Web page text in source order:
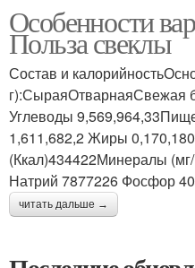
Особенности
Польза свеклы
Состав и
г):СыраяОтварнаяСвежая
Углеводы
1,611,682,2 Жиры
(Ккал)434422Минералы
Натрий 7877226 Фосфор
читать дальше →